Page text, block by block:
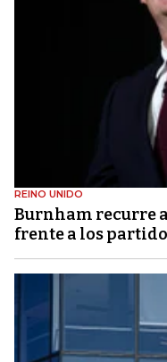
REINO UNIDO
Burnham recurre
frente a los